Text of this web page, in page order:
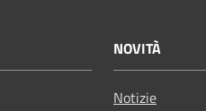
NOVITÀ
Notizie